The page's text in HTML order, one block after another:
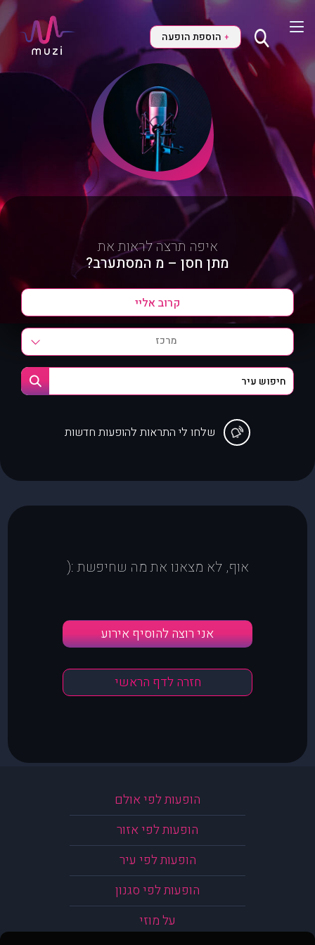
+ הוספת הופעה
איפה תרצה לראות את
מתן חסן – מ המסתערב?
מרכז
שלחו לי התראות להופעות חדשות
אוף, לא מצאנו את מה שחיפשת :(
אני רוצה להוסיף אירוע
חזרה לדף הראשי
הופעות לפי אולם
הופעות לפי אזור
הופעות לפי עיר
הופעות לפי סגנון
על מוזי